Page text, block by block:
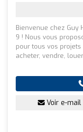
Bienvenue chez Guy
9 ! Nous vous
pour tous vos
acheter, vendre,
Voir e-mail